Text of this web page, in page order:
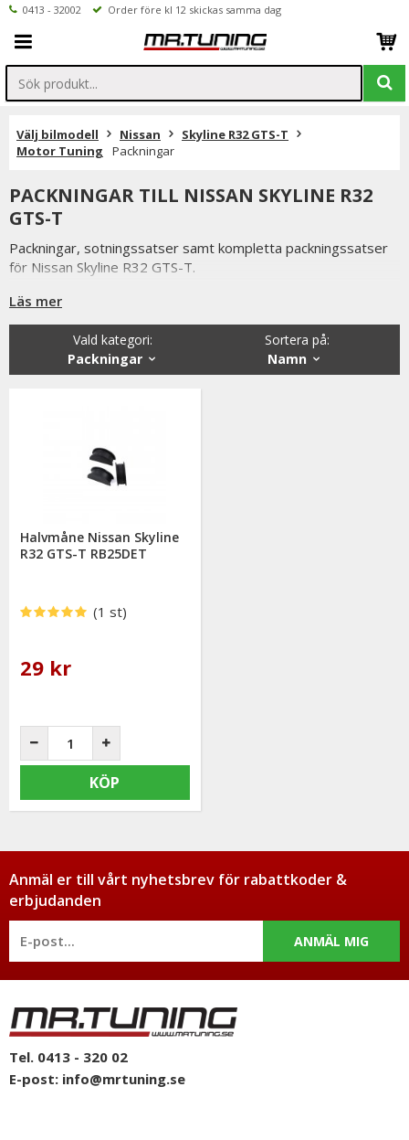
0413 - 32002 Order före kl 12 skickas samma dag
Välj bilmodell Nissan
Skyline R32 GTS-T
Motor Tuning
Packningar
PACKNINGAR TILL NISSAN SKYLINE R32
GTS-T
Packningar, sotningssatser samt kompletta packningssatser
för Nissan Skyline R32 GTS-T.
Du har alltid 14 dagars returrätt och om du har några frågor
intresse för bilstyling & biltuning och svarar gladeligen på era
funderingar. På vardagar mellan 09 - 16 kan ni nå oss via
telefon: 0413-32002. Ni når oss även via
Läs mer
Sortera på:
Namn
Vald kategori:
Packningar
Halvmåne Nissan Skyline
R32 GTS-T RB25DET
(1 st)
29 kr
KÖP
Anmäl er till vårt nyhetsbrev för rabattkoder &
erbjudanden
ANMÄL MIG
Tel. 0413 - 320 02
E-post: info@mrtuning.se